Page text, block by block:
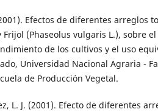
Efectos de diferentes arreglos
Frijol (Phaseolus vulgaris L.), sobre
de los cultivos y el uso
Universidad Nacional Agraria -
de Producción Vegetal.
L. J. (2001). Efecto de diferentes